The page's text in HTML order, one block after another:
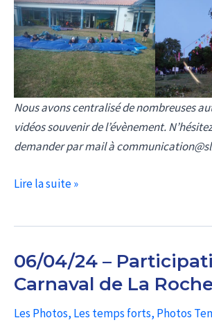
Nous avons centralisé de nombreuses
vidéos souvenir de l’évènement.
demander par mail à
Retour
ans
Lire la suite »
06/04/24 –
Carnaval de La
Les Photos, Les temps forts, Photos